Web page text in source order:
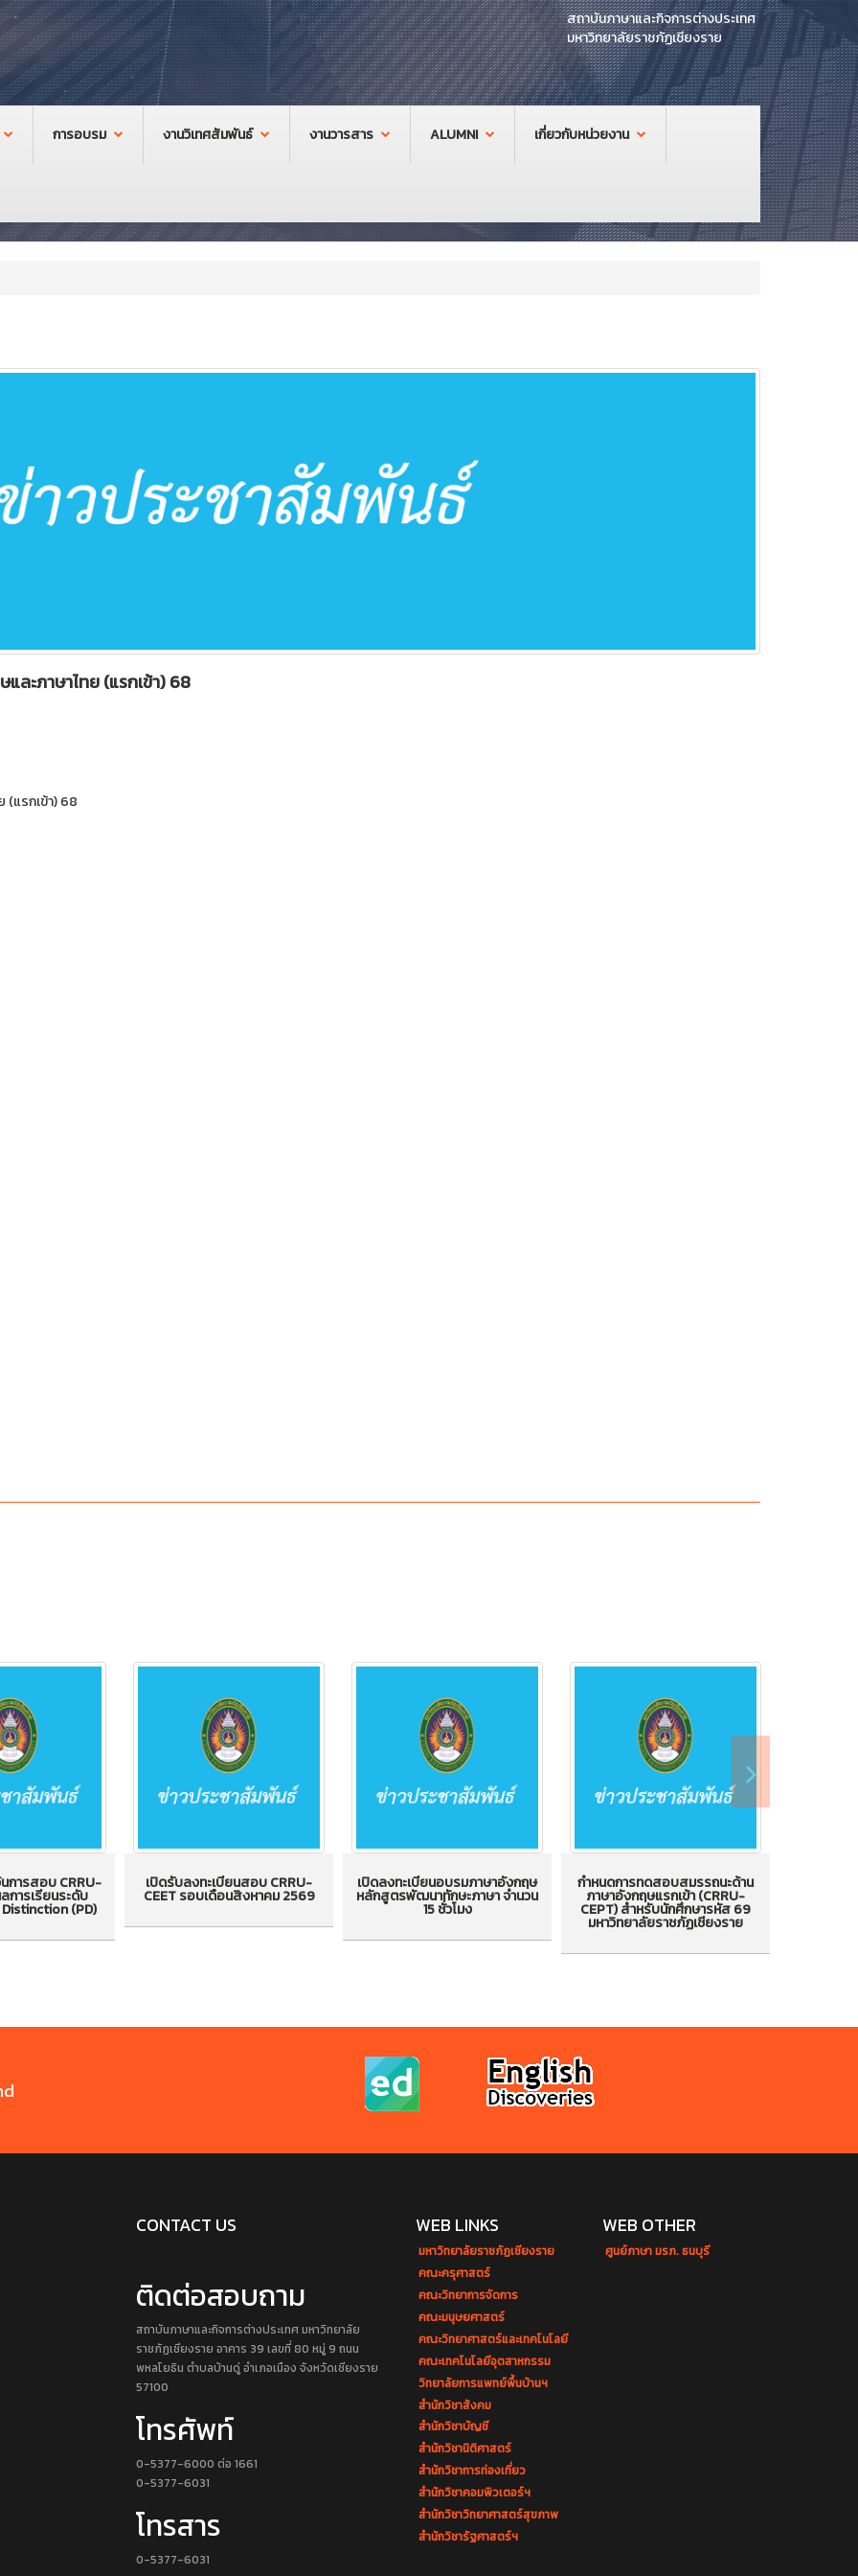
สถาบันภาษาและกิจการต่างประเทศ
มหาวิทยาลัยราชภัฏเชียงราย
การอบรม งานวิเทศสัมพันธ์ งานวารสาร ALUMNI เกี่ยวกับหน่วยงาน
ละภาษาไทย (แรกเข้า) 68
(แรกเข้า) 68
เว้นการสอบ
วยผลการเรียน
การสอบ CRRU-
การเรียนระดับ
(PD)
เปิดรับลงทะเบียนสอบ CRRU-
เปิดรับลงทะเบียนสอบ CRRU-
CEET รอบเดือนสิงหาคม 2569
อังกฤษ หลักสูตรพัฒนาทักษะ
เปิดลงทะเบียนอบรมภาษาอังกฤษ
หลักสูตรพัฒนาทักษะภาษา จำนวน
15 ชั่วโมง กำหนดการทดสอบสมรรถนะ
ด้านภาษาอังกฤษแรกเข้า
(CRRU-CEPT) สำหรับ
กำหนดการทดสอบสมรรถนะด้าน
ภาษาอังกฤษแรกเข้า (CRRU-
CEPT) สำหรับนักศึกษารหัส 69
มหาวิทยาลัยราชภัฏเชียงราย
CONTACT US
ติดต่อสอบถาม
สถาบันภาษาและกิจการต่างประเทศ มหาวิทยาลัย
ราชภัฏเชียงราย อาคาร 39 เลขที่ 80 หมู่ 9 ถนน
พหลโยธิน ตำบลบ้านดู่ อำเภอเมือง จังหวัดเชียงราย
57100
โทรศัพท์
0-5377-6000 ต่อ 1661
0-5377-6031
โทรสาร
0-5377-6031
WEB LINKS
มหาวิทยาลัยราชภัฏเชียงราย
คณะครุศาสตร์
คณะวิทยาการจัดการ
คณะมนุษยศาสตร์
คณะวิทยาศาสตร์และเทคโนโลยี
คณะเทคโนโลยีอุตสาหกรรม
วิทยาลัยการแพทย์พื้นบ้านฯ
สำนักวิชาสังคม
สำนักวิชาบัญชี
สำนักวิชานิติศาสตร์
สำนักวิชาการท่องเที่ยว
สำนักวิชาคอมพิวเตอร์ฯ
สำนักวิชาวิทยาศาสตร์สุขภาพ
สำนักวิชารัฐศาสตร์ฯ
WEB OTHER
ศูนย์ภาษา มรภ. ธนบุรี